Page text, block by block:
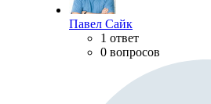
Павел Сайк
1 ответ
0 вопросов